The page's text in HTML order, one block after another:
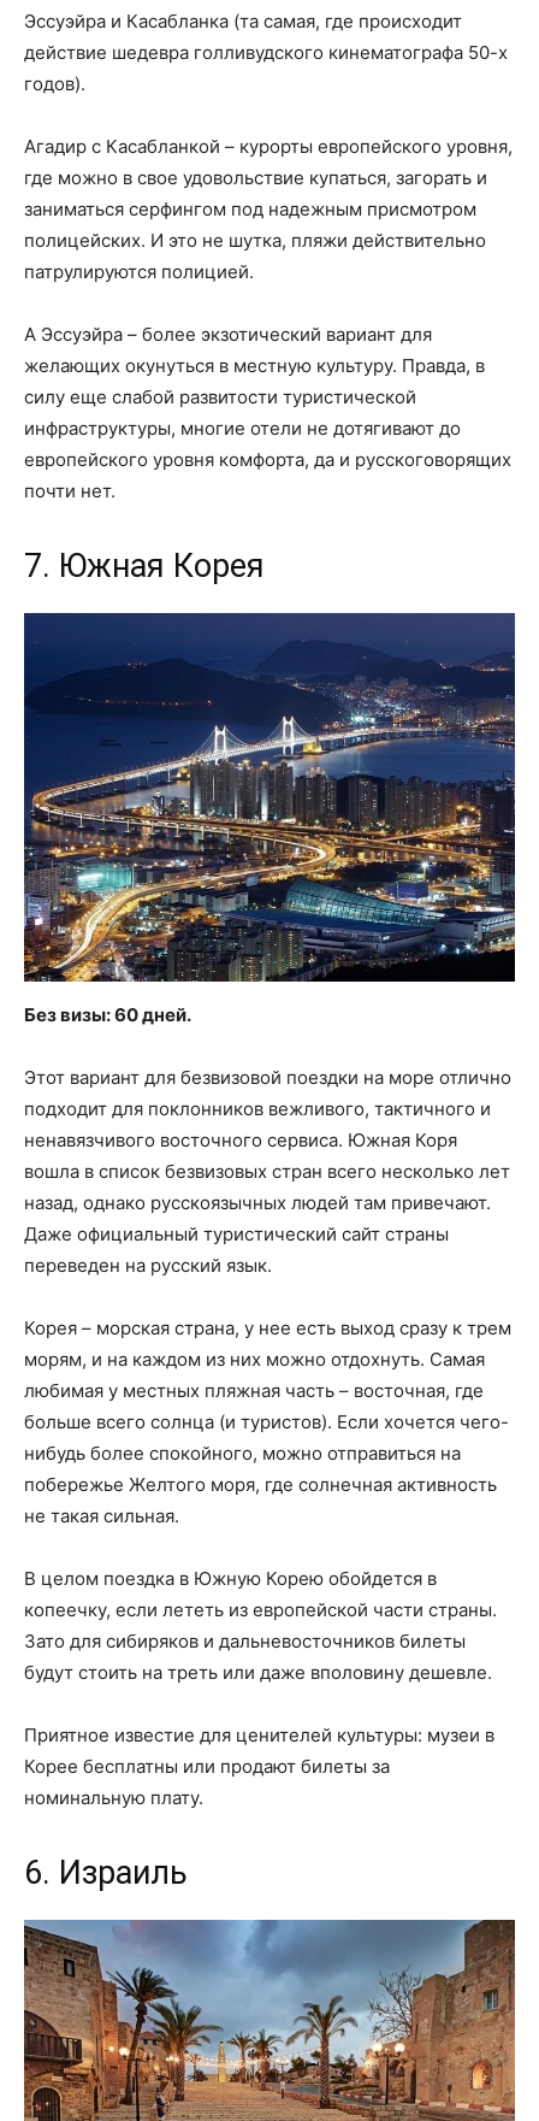
Эссуэйра и Касабланка (та самая, где происходит
действие шедевра голливудского кинематографа 50-х
годов).
Агадир с Касабланкой – курорты европейского уровня,
где можно в свое удовольствие купаться, загорать и
заниматься серфингом под надежным присмотром
полицейских. И это не шутка, пляжи действительно
патрулируются полицией.
А Эссуэйра – более экзотический вариант для
желающих окунуться в местную культуру. Правда, в
силу еще слабой развитости туристической
инфраструктуры, многие отели не дотягивают до
европейского уровня комфорта, да и русскоговорящих
почти нет.
7. Южная Корея
Без визы: 60 дней.
Этот вариант для безвизовой поездки на море отлично
подходит для поклонников вежливого, тактичного и
ненавязчивого восточного сервиса. Южная Коря
вошла в список безвизовых стран всего несколько лет
назад, однако русскоязычных людей там привечают.
Даже официальный туристический сайт страны
переведен на русский язык.
Корея – морская страна, у нее есть выход сразу к трем
морям, и на каждом из них можно отдохнуть. Самая
любимая у местных пляжная часть – восточная, где
больше всего солнца (и туристов). Если хочется чего-
нибудь более спокойного, можно отправиться на
побережье Желтого моря, где солнечная активность
не такая сильная.
В целом поездка в Южную Корею обойдется в
копеечку, если лететь из европейской части страны.
Зато для сибиряков и дальневосточников билеты
будут стоить на треть или даже вполовину дешевле.
Приятное известие для ценителей культуры: музеи в
Корее бесплатны или продают билеты за
номинальную плату.
6. Израиль